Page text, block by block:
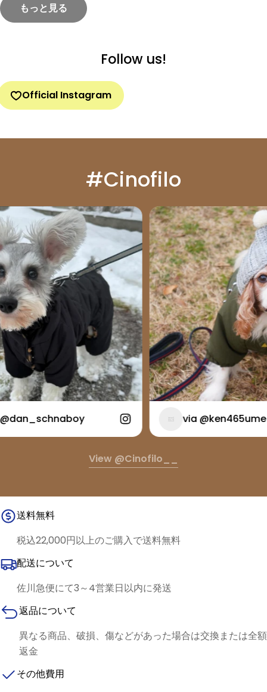
もっと見る
Follow us!
Official Instagram
#Cinofilo
via @ken465ume
View @cinofilo__
送料無料
税込22,000円以上のご購入で送料無料
配送について
佐川急便にて3～4営業日以内に発送
返品について
異なる商品、破損、傷などがあった場合は交換または全額
返金
その他費用